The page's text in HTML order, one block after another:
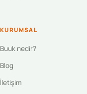
KURUMSAL
Buuk nedir?
Blog
İletişim